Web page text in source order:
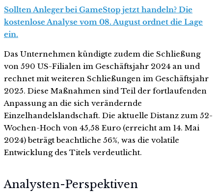
Sollten Anleger bei GameStop jetzt handeln? Die
kostenlose Analyse vom 08. August ordnet die Lage
ein.
Das Unternehmen kündigte zudem die Schließung
von 590 US-Filialen im Geschäftsjahr 2024 an und
rechnet mit weiteren Schließungen im Geschäftsjahr
2025. Diese Maßnahmen sind Teil der fortlaufenden
Anpassung an die sich verändernde
Einzelhandelslandschaft. Die aktuelle Distanz zum 52-
Wochen-Hoch von 45,58 Euro (erreicht am 14. Mai
2024) beträgt beachtliche 56%, was die volatile
Entwicklung des Titels verdeutlicht.
Analysten-Perspektiven